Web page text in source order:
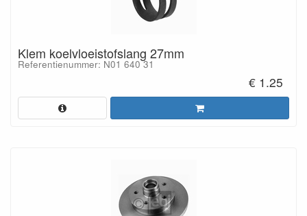
Klem koelvloeistofslang 27mm
Referentienummer: N01 640 31
€ 1.25